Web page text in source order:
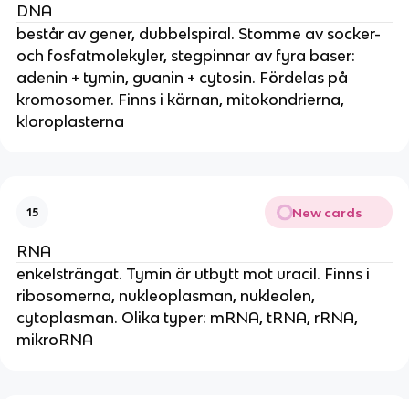
DNA
består av gener, dubbelspiral. Stomme av socker-
och fosfatmolekyler, stegpinnar av fyra baser:
adenin + tymin, guanin + cytosin. Fördelas på
kromosomer. Finns i kärnan, mitokondrierna,
kloroplasterna
15 New cards
RNA
enkelsträngat. Tymin är utbytt mot uracil. Finns i
ribosomerna, nukleoplasman, nukleolen,
cytoplasman. Olika typer: mRNA, tRNA, rRNA,
mikroRNA